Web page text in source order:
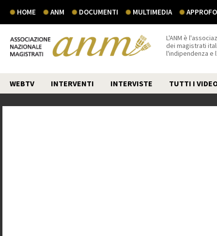
HOME ANM DOCUMENTI MULTIMEDIA
L'ANM è
dei magistrati
l'indipendenza e
WEBTV INTERVENTI INTERVISTE TUTTI I